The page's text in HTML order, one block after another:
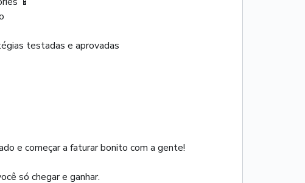
testadas e aprovadas
e começar a faturar bonito com a gente!
só chegar e ganhar.